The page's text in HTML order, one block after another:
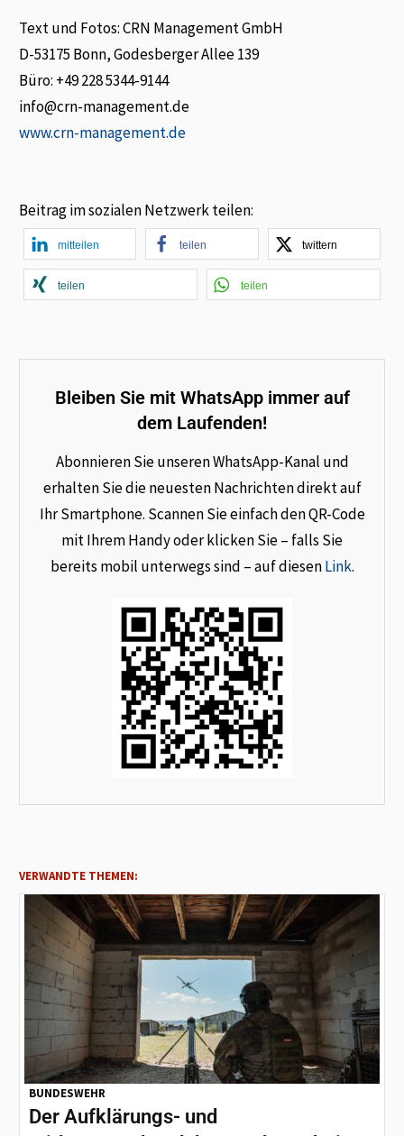
Text und Fotos: CRN Management GmbH
D-53175 Bonn, Godesberger Allee 139
Büro: +49 228 5344-9144
info@crn-management.de
www.crn-management.de
Beitrag im sozialen Netzwerk teilen:
mitteilen teilen twittern
teilen teilen
Bleiben Sie mit WhatsApp immer auf
dem Laufenden!
Abonnieren Sie unseren WhatsApp-Kanal und
erhalten Sie die neuesten Nachrichten direkt auf
Ihr Smartphone. Scannen Sie einfach den QR-Code
mit Ihrem Handy oder klicken Sie – falls Sie
bereits mobil unterwegs sind – auf diesenLink.
VERWANDTE THEMEN:
BUNDESWEHR
Der Aufklärungs- und